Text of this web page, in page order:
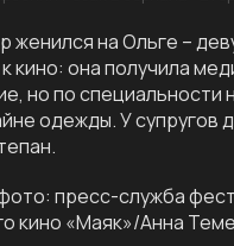
женился на Ольге –
кино: она получила
но по специальности
одежды. У супругов
пресс-служба
кино «Маяк»/Анна